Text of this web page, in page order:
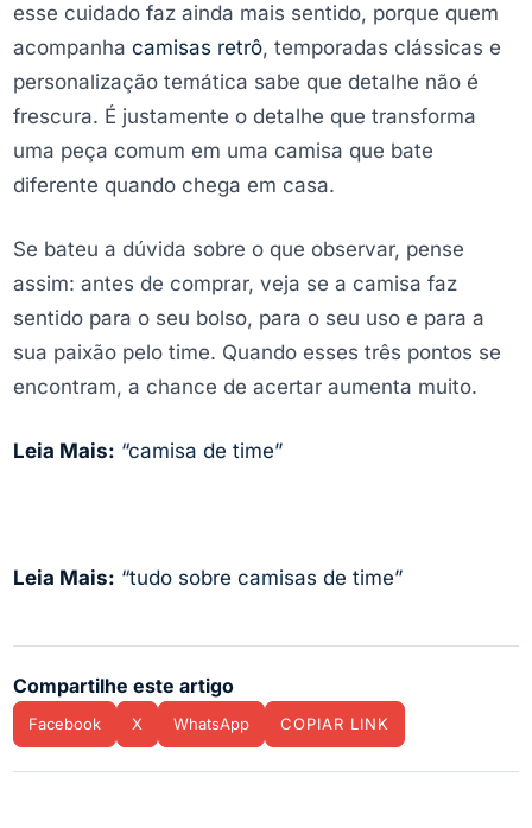
esse cuidado faz ainda mais sentido, porque quem
acompanha camisas retrô, temporadas clássicas e
personalização temática sabe que detalhe não é
frescura. É justamente o detalhe que transforma
uma peça comum em uma camisa que bate
diferente quando chega em casa.
Se bateu a dúvida sobre o que observar, pense
assim: antes de comprar, veja se a camisa faz
sentido para o seu bolso, para o seu uso e para a
sua paixão pelo time. Quando esses três pontos se
encontram, a chance de acertar aumenta muito.
Leia Mais: “camisa de time”
Leia Mais: “tudo sobre camisas de time”
Compartilhe este artigo
Facebook X WhatsApp COPIAR LINK